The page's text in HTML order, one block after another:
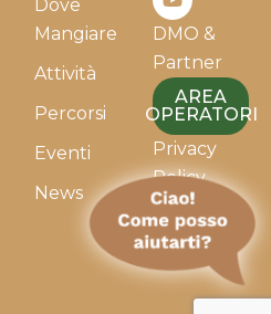
Dove
Mangiare
Attività
Percorsi
Eventi
News
o
k
r
a
m
e
DMO &
Partner
AREA
OPERATORI
Privacy
Policy
Cookie
Policy